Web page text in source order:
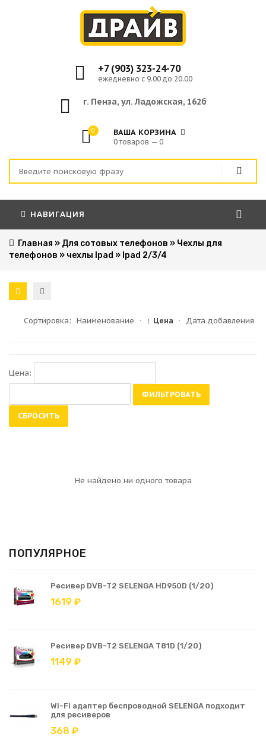
+7 (903) 323-24-70
ежедневно с 9.00 до 20.00
г. Пенза, ул. Ладожская, 162б
0 ВАША КОРЗИНА
0 товаров — 0
НАВИГАЦИЯ
Главная » Для сотовых телефонов » Чехлы для
телефонов » чехлы Ipad » Ipad 2/3/4
Сортировка: Наименование · ↑ Цена · Дата добавления
Цена:
ФИЛЬТРОВАТЬ
СБРОСИТЬ
Не найдено ни одного товара
ПОПУЛЯРНОЕ
Ресивер DVB-T2 SELENGA HD950D (1/20)
1619 ₽
Ресивер DVB-T2 SELENGA T81D (1/20)
1149 ₽
Wi-Fi адаптер беспроводной SELENGA подходит
для ресиверов
368 ₽